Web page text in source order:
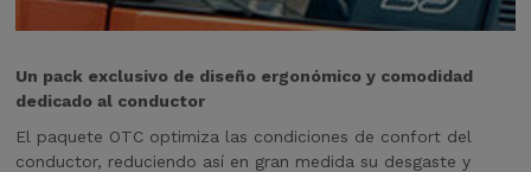
Un pack exclusivo de diseño ergonómico y comodidad
dedicado al conductor
El paquete OTC optimiza las condiciones de confort del
conductor, reduciendo así en gran medida su desgaste y